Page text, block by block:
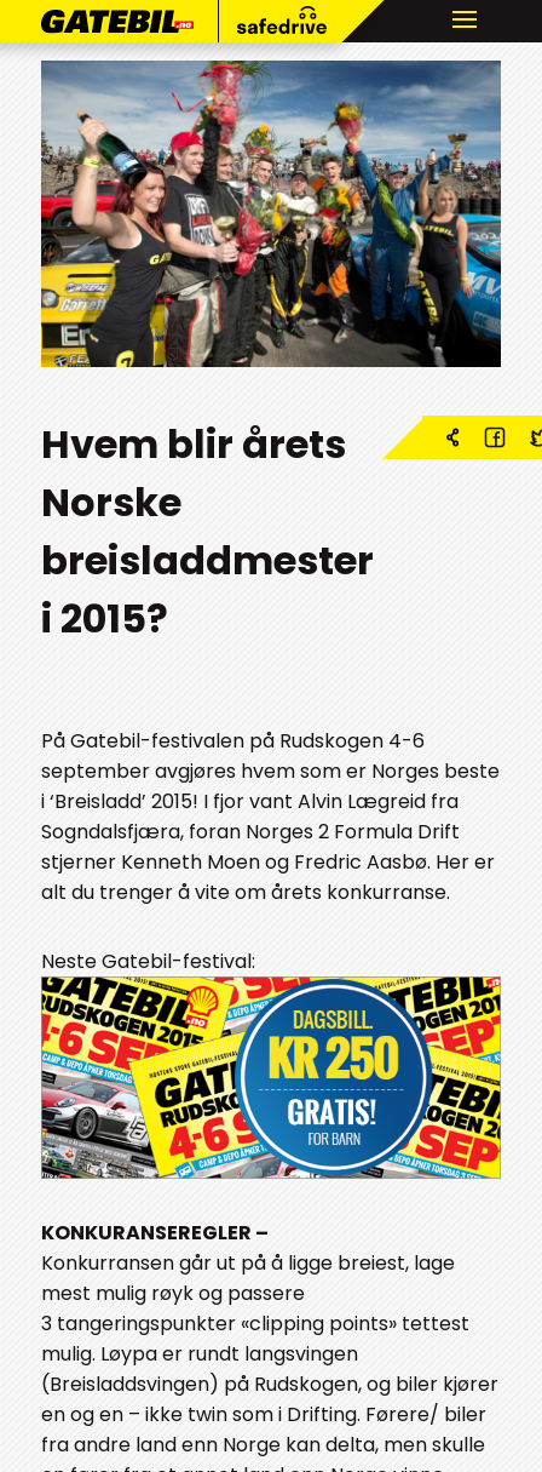
Hvem blir årets
Norske
breisladdmester
i 2015?
På Gatebil-festivalen på Rudskogen 4-6
september avgjøres hvem som er Norges beste
i ‘Breisladd’ 2015! I fjor vant Alvin Lægreid fra
Sogndalsfjæra, foran Norges 2 Formula Drift
stjerner Kenneth Moen og Fredric Aasbø. Her er
alt du trenger å vite om årets konkurranse.
Neste Gatebil-festival:
KONKURANSEREGLER –
Konkurransen går ut på å ligge breiest, lage
mest mulig røyk og passere
3 tangeringspunkter «clipping points» tettest
mulig. Løypa er rundt langsvingen
(Breisladdsvingen) på Rudskogen, og biler kjører
en og en – ikke twin som i Drifting. Førere/ biler
fra andre land enn Norge kan delta, men skulle